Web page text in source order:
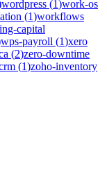
wordpress (1)work-os
(1)workflows
capital
wps-payroll (1)xero
(2)zero-downtime
(1)zoho-inventory